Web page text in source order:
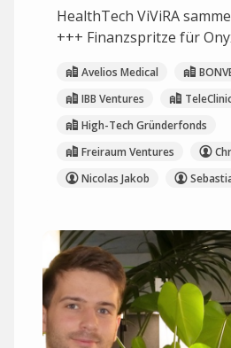
HealthTech ViViRA
+++ Finanzspritze für
Avelios Medical
IBB Ventures
High-Tech Gründerfonds
Freiraum Ventures
Nicolas Jakob